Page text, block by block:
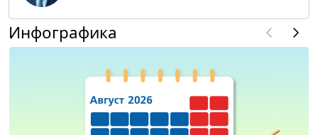
Инфографика